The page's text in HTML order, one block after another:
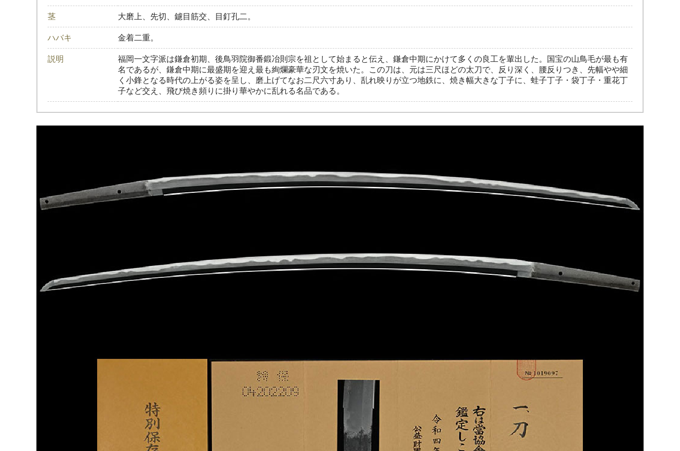
茎 大磨上、先切、鑢目筋交、目釘孔二。
ハバキ 金着二重。
説明
福岡一文字派は鎌倉初期、後鳥羽院御番鍛冶則宗を祖として始まると伝え、鎌倉中期にかけて多くの良工を輩出した。国宝の山鳥毛が最も有
名であるが、鎌倉中期に最盛期を迎え最も絢爛豪華な刃文を焼いた。この刀は、元は三尺ほどの太刀で、反り深く、腰反りつき、先幅やや細
く小鋒となる時代の上がる姿を呈し、磨上げてなお二尺六寸あり、乱れ映りが立つ地鉄に、焼き幅大きな丁子に、蛙子丁子・袋丁子・重花丁
子など交え、飛び焼き頻りに掛り華やかに乱れる名品である。